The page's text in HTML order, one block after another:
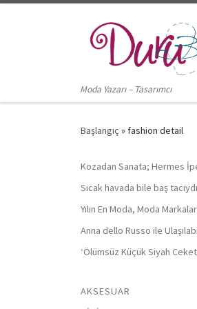
Moda Yazarı – Tasarımcı
Başlangıç »fashion detail
Kozadan Sanata; Hermes
Sıcak havada bile baş tacıydı
Yılın En Moda, Moda
Anna dello Russo ile
‘Ölümsüz Küçük Siyah
AKSESUAR